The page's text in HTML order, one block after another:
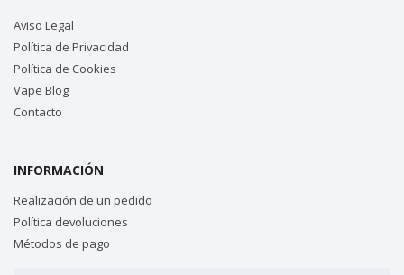
Aviso Legal
Política de Privacidad
Política de Cookies
Vape Blog
Contacto
INFORMACIÓN
Realización de un pedido
Política devoluciones
Métodos de pago